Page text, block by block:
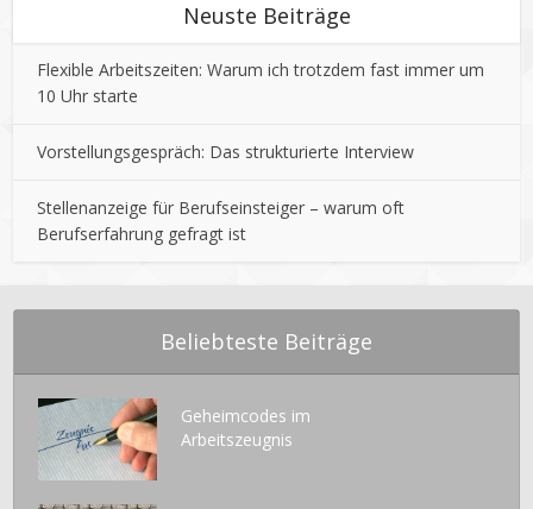
Neuste Beiträge
Flexible Arbeitszeiten: Warum ich trotzdem fast immer um
10 Uhr starte
Vorstellungsgespräch: Das strukturierte Interview
Stellenanzeige für Berufseinsteiger – warum oft
Berufserfahrung gefragt ist
Beliebteste Beiträge
Geheimcodes im
Arbeitszeugnis